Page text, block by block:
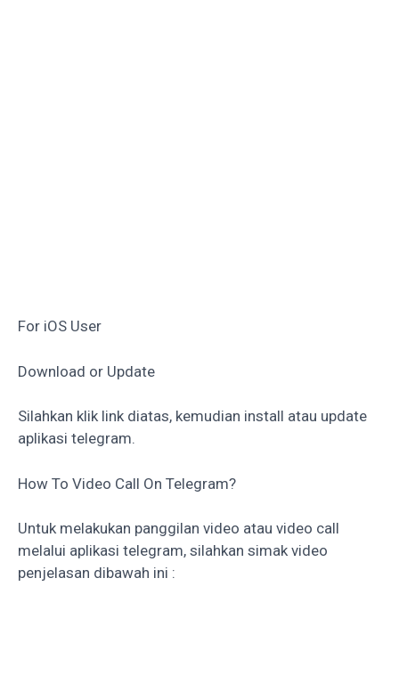
For iOS User
Download or Update
Silahkan klik link diatas, kemudian install atau update
aplikasi telegram.
How To Video Call On Telegram?
Untuk melakukan panggilan video atau video call
melalui aplikasi telegram, silahkan simak video
penjelasan dibawah ini :